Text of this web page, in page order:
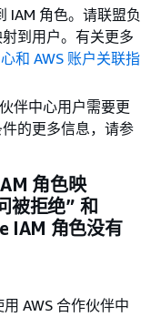
IAM 角色。请联盟负
到用户。有关更多
和 AWS 账户关联指
伴中心用户需要更
的更多信息，请参
角色映
被拒绝” 和
IAM 角色没有
AWS 合作伙伴中